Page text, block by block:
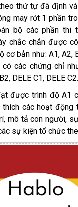
thứ tự đã định
may rớt 1 phần
bộ các phần thi
chắc chắn được
cơ bản như: A1, A2,
các chứng chỉ
DELE C1, DELE C2.
được trình độ A1
các hoạt động
mô tả con người,
sự kiện tổ chức